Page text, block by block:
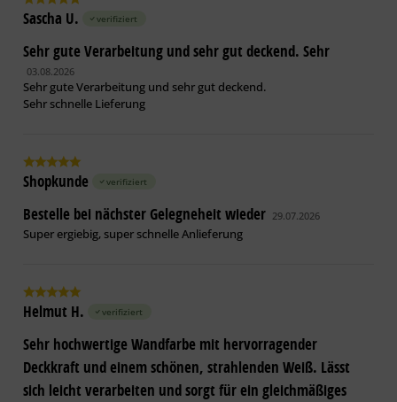
CapaSol Konzentrat.
Gipsputze der Mörtelgruppe PIV/Druckfestigkeit nach DIN
EN 13279 mit mind. 2 N/mm
Ein Grundanstrich mit HaftGrund EG. Gipsputze mit
Sinterhaut schleifen, ent­­stauben, Grundanstrich mit Dupa-
Gipsbauplatten:
Auf saugenden Platten ein Grundanstrich mit CapaSol
haftvermittelnder Grundanstrich mit HaftGrund EG.
mit Dupa Putzfestiger festigen. Ein Grundanstrich mit
HaftGrund EG, CapaSol RapidGrund oder CapaSol
Konzentrat. Bei Platten mit wasserlöslichen, verfärben­den
Inhaltsstoffen ein Grundanstrich mit Caparol
AquaSperrgrund. BFS-Merkblatt Nr. 12, beachten.
Sascha U. verifiziert
Sehr gute Verarbeitung und sehr gut deckend. Sehr
03.08.2026
Sehr gute Verarbeitung und sehr gut deckend.
Sehr schnelle Lieferung
Shopkunde verifiziert
Bestelle bei nächster Gelegneheit wieder 29.07.2026
Super ergiebig, super schnelle Anlieferung
Helmut H. verifiziert
Sehr hochwertige Wandfarbe mit hervorragender
Deckkraft und einem schönen, strahlenden Weiß. Lässt
sich leicht verarbeiten und sorgt für ein gleichmäßiges